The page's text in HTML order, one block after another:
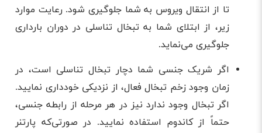
تا از انتقال ویروس به شما جلوگیری شود. رعایت موارد
زیر، از ابتلای شما به تبخال تناسلی در دوران بارداری
جلوگیری می‌نماید.
اگر شریک جنسی شما دچار تبخال تناسلی است، در
زمان وجود زخم تبخال فعال، از نزدیکی خودداری نمایید.
اگر تبخال وجود ندارد نیز در هر مرحله از رابطه جنسی،
حتماً از کاندوم استفاده نمایید. در صورتی‌که پارتنر